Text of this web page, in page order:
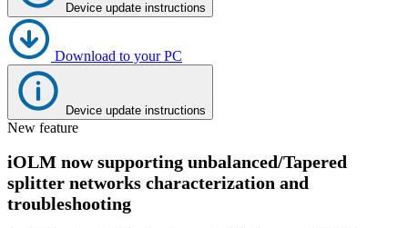
Corporate
Careers
Partners
Suppliers
Device update instructions
Download to your PC
Device update instructions
New feature
iOLM now supporting unbalanced/Tapered
splitter networks characterization and
troubleshooting